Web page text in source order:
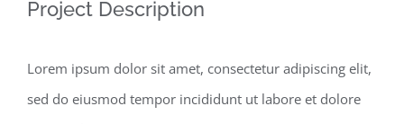
Project Description
Lorem ipsum dolor sit amet, consectetur adipiscing elit,
sed do eiusmod tempor incididunt ut labore et dolore